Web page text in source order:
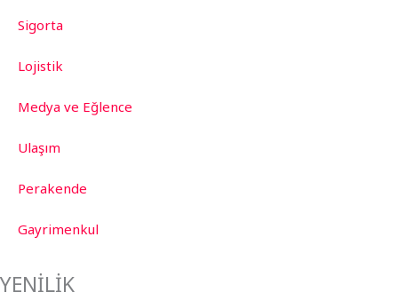
Sigorta
Lojistik
Medya ve Eğlence
Ulaşım
Perakende
Gayrimenkul
YENİLİK